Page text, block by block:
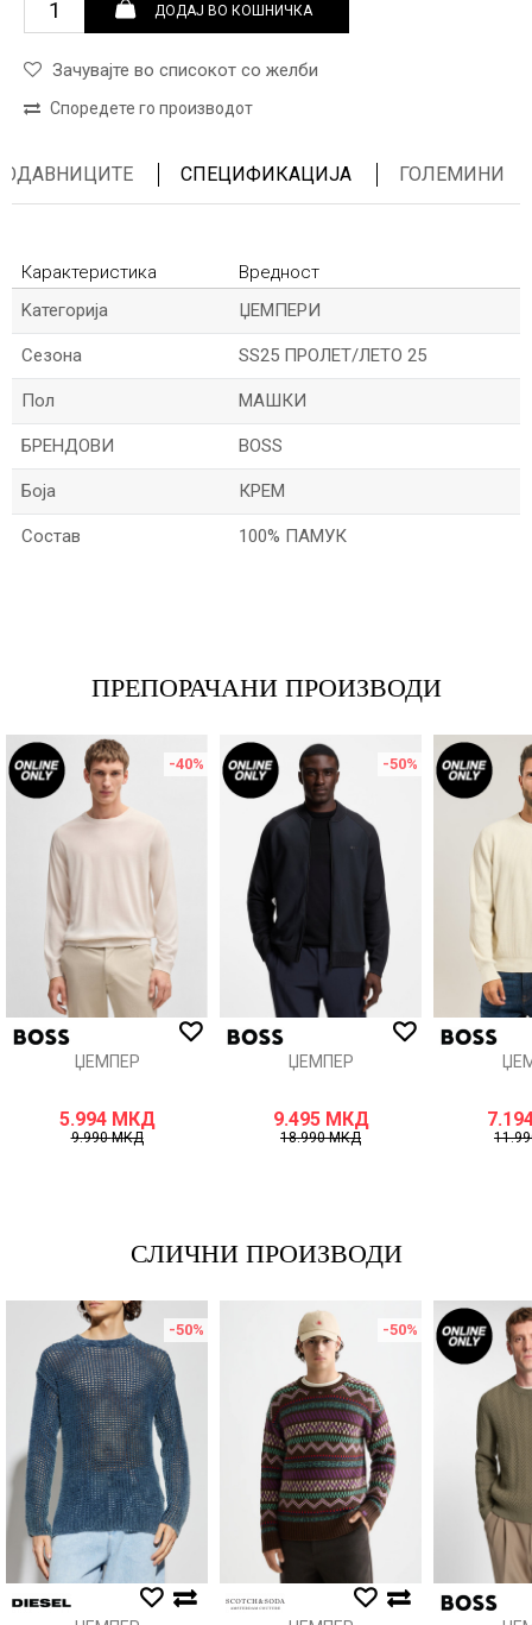
ДОДАЈ ВО КОШНИЧКА
Зачувајте во списокот со желби
Споредете го производот
СПЕЦИФИКАЦИЈА ГОЛЕМИНИ
Карактеристика
Вредност
Kатегорија
ЏЕМПЕРИ
Сезона SS25 ПРОЛЕТ/ЛЕТО 25
Пол МАШКИ
БРЕНДОВИ BOSS
Боја КРЕМ
Состав 100% ПАМУК
ИСПРАТИ
ПРЕПОРАЧАНИ ПРОИЗВОДИ
-40%
ЏЕМПЕР
5.994 МКД
9.990МКД
-50%
ЏЕМПЕР
9.495 МКД
18.990МКД
СЛИЧНИ ПРОИЗВОДИ
-50% -50%